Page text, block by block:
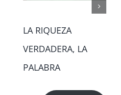
LA RIQUEZA
VERDADERA, LA
PALABRA